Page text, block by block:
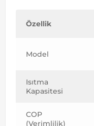
Özellik
Model
Isıtma
Kapasitesi
COP
(Verimlilik)